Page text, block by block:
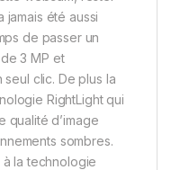
jamais été aussi
de passer un
3 MP et
clic. De plus la
RightLight qui
qualité d’image
sombres.
à la technologie